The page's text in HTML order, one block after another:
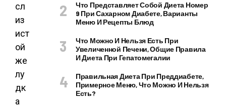
сл
из
ист
ой
же
лу
дк
а
Что Представляет Собой Диета Номер
9 При Сахарном Диабете, Варианты
Меню И Рецепты Блюд
Что Можно И Нельзя Есть При
Увеличенной Печени, Общие Правила
И Диета При Гепатомегалии
Правильная Диета При Преддиабете,
Примерное Меню, Что Можно И Нельзя
Есть?